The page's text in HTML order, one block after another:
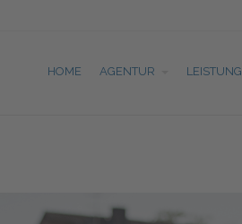
HOME AGENTUR